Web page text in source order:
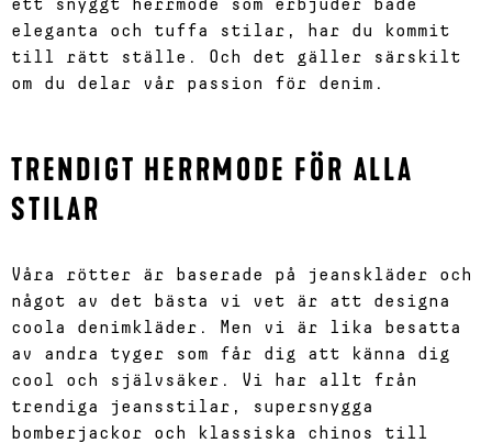
ett snyggt herrmode som erbjuder både
eleganta och tuffa stilar, har du kommit
till rätt ställe. Och det gäller särskilt
om du delar vår passion för denim.
TRENDIGT HERRMODE FÖR ALLA
STILAR
Våra rötter är baserade på jeanskläder och
något av det bästa vi vet är att designa
coola denimkläder. Men vi är lika besatta
av andra tyger som får dig att känna dig
cool och självsäker. Vi har allt från
trendiga jeansstilar, supersnygga
bomberjackor och klassiska chinos till